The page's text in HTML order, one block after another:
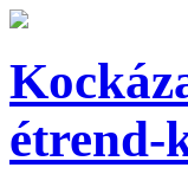
étrend-